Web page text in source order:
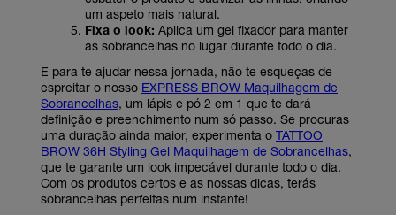
um aspeto mais natural.
Fixa o look: Aplica um gel fixador para manter
as sobrancelhas no lugar durante todo o dia.
E para te ajudar nessa jornada, não te esqueças de
espreitar o nosso EXPRESS BROW Maquilhagem de
Sobrancelhas, um lápis e pó 2 em 1 que te dará
definição e preenchimento num só passo. Se procuras
uma duração ainda maior, experimenta o TATTOO
BROW 36H Styling Gel Maquilhagem de Sobrancelhas,
que te garante um look impecável durante todo o dia.
Com os produtos certos e as nossas dicas, terás
sobrancelhas perfeitas num instante!